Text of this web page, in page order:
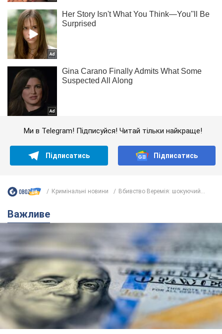
Ми в Telegram! Підписуйся! Читай тільки найкраще!
Підписатись Підписатись
Кримінальні новини Вбивство Веремія: шокуючий...
Важливе